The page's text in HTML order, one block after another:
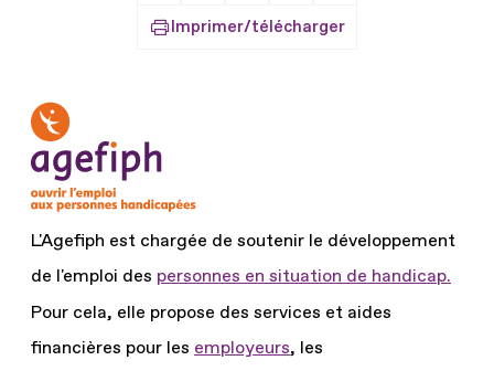
Imprimer/télécharger
L'Agefiph est chargée de soutenir le développement
de l'emploi des personnes en situation de handicap.
Pour cela, elle propose des services et aides
financières pour les employeurs, les